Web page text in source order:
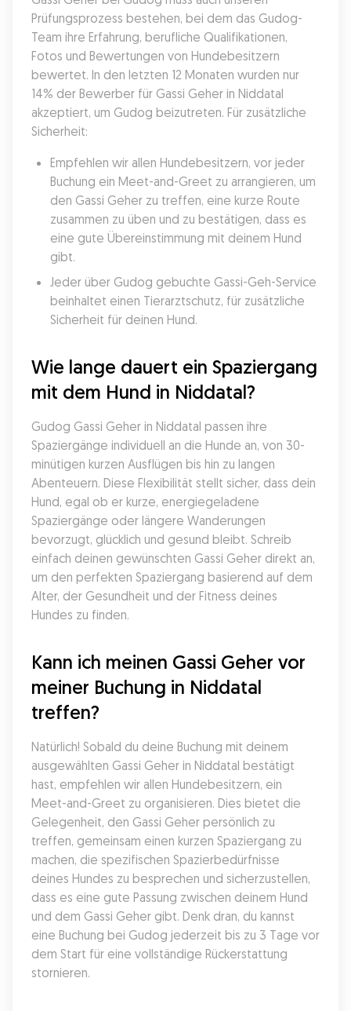
Prüfungsprozess bestehen, bei dem das Gudog-
Team ihre Erfahrung, berufliche Qualifikationen,
Fotos und Bewertungen von Hundebesitzern
bewertet. In den letzten 12 Monaten wurden nur
14% der Bewerber für Gassi Geher in Niddatal
akzeptiert, um Gudog beizutreten. Für zusätzliche
Sicherheit:
Empfehlen wir allen Hundebesitzern, vor jeder
Buchung ein Meet-and-Greet zu arrangieren, um
den Gassi Geher zu treffen, eine kurze Route
zusammen zu üben und zu bestätigen, dass es
eine gute Übereinstimmung mit deinem Hund
gibt.
Jeder über Gudog gebuchte Gassi-Geh-Service
beinhaltet einen Tierarztschutz, für zusätzliche
Sicherheit für deinen Hund.
Wie lange dauert ein Spaziergang
mit dem Hund in Niddatal?
Gudog Gassi Geher in Niddatal passen ihre
Spaziergänge individuell an die Hunde an, von 30-
minütigen kurzen Ausflügen bis hin zu langen
Abenteuern. Diese Flexibilität stellt sicher, dass dein
Hund, egal ob er kurze, energiegeladene
Spaziergänge oder längere Wanderungen
bevorzugt, glücklich und gesund bleibt. Schreib
einfach deinen gewünschten Gassi Geher direkt an,
um den perfekten Spaziergang basierend auf dem
Alter, der Gesundheit und der Fitness deines
Hundes zu finden.
Kann ich meinen Gassi Geher vor
meiner Buchung in Niddatal
treffen?
Natürlich! Sobald du deine Buchung mit deinem
ausgewählten Gassi Geher in Niddatal bestätigt
hast, empfehlen wir allen Hundebesitzern, ein
Meet-and-Greet zu organisieren. Dies bietet die
Gelegenheit, den Gassi Geher persönlich zu
treffen, gemeinsam einen kurzen Spaziergang zu
machen, die spezifischen Spazierbedürfnisse
deines Hundes zu besprechen und sicherzustellen,
dass es eine gute Passung zwischen deinem Hund
und dem Gassi Geher gibt. Denk dran, du kannst
eine Buchung bei Gudog jederzeit bis zu 3 Tage vor
dem Start für eine vollständige Rückerstattung
stornieren.